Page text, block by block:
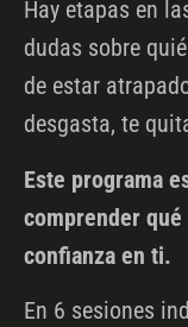
Hay etapas en
dudas sobre
de estar
desgasta, te
Este programa
comprender
confianza en ti.
En 6 sesiones